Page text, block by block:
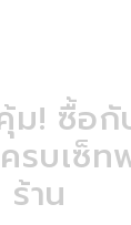
ม! ซื้อ
รบเซ็ท
ร้าน